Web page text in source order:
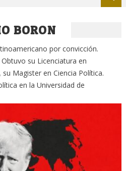
BORON
por convicción.
su Licenciatura en
Magister en Ciencia Política.
en la Universidad de